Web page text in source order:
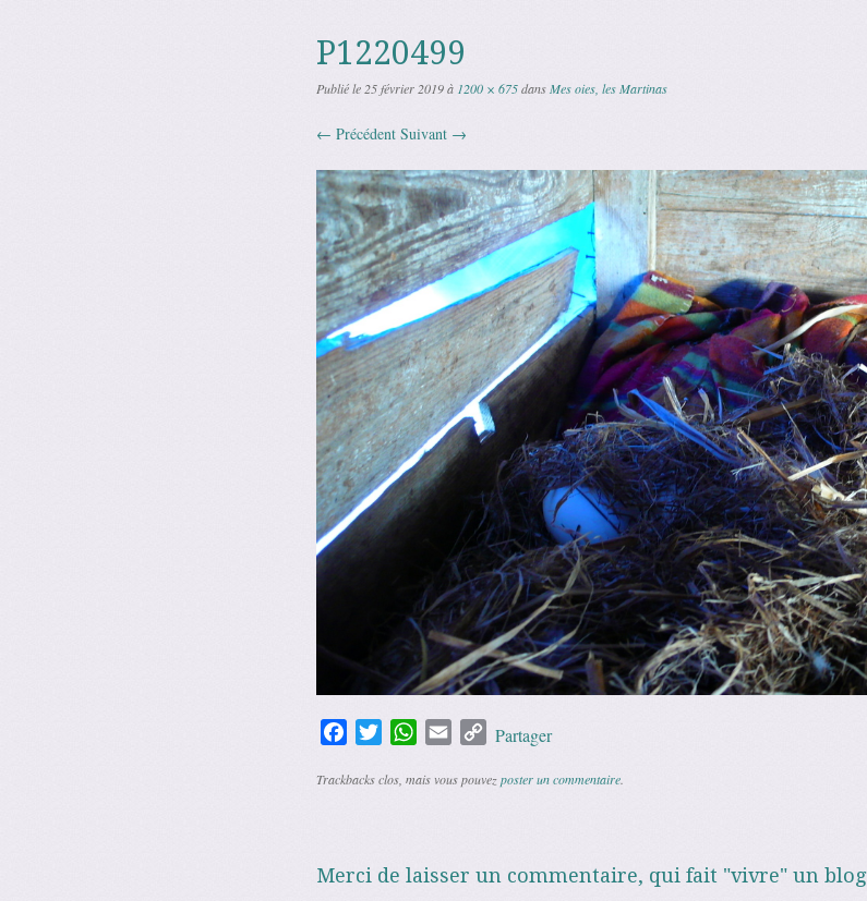
P1220499
Publié le 25 février 2019à 1200 × 675dansMes oies, les Martinas
← Précédent Suivant →
FacebookTwitterWhatsApp
Email Copy
Partager
Trackbacks clos, mais vous pouvezposter un commentaire
Merci de laisser un commentaire, qui fait "vivre" un blog